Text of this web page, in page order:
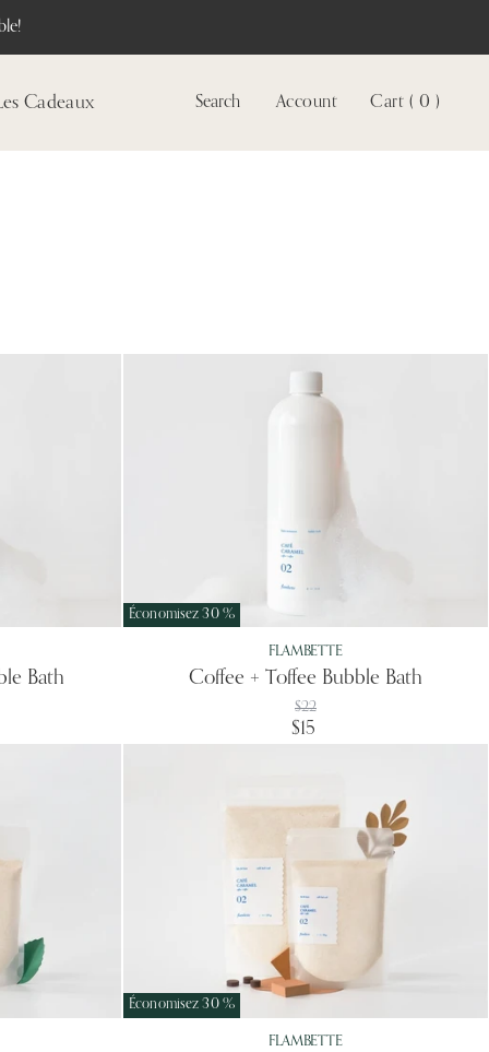
Cadeaux Search Account Cart ( 0 )
Bath
Économisez30%
FLAMBETTE
Coffee + Toffee Bubble Bath
Prix
d'origine
$22
Prix
$15
Économisez30%
FLAMBETTE